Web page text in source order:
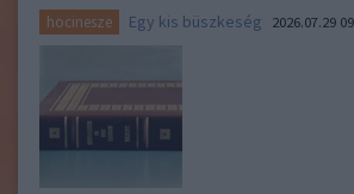
hocinesze Egy kis büszkeség 2026.07.29